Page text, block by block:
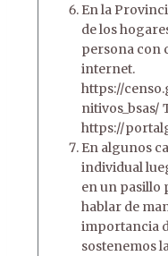
En la
de los
persona con
internet.
https://
nitivos_bsas/
https://
En algunos
individual
en un pasillo
hablar de
importancia
sostenemos